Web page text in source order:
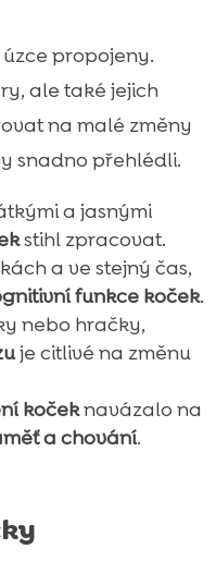
propojeny.
ale také jejich
na malé změny
snadno přehlédli.
a jasnými
stihl zpracovat.
a ve stejný čas,
funkce koček.
nebo hračky,
je citlivé na změnu
kočeknavázalo na
a chování.